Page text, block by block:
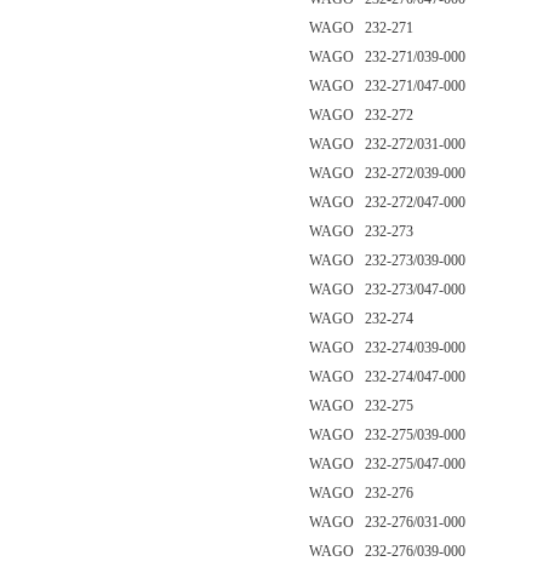
WAGO 232-271
WAGO 232-271/039-000
WAGO 232-271/047-000
WAGO 232-272
WAGO 232-272/031-000
WAGO 232-272/039-000
WAGO 232-272/047-000
WAGO 232-273
WAGO 232-273/039-000
WAGO 232-273/047-000
WAGO 232-274
WAGO 232-274/039-000
WAGO 232-274/047-000
WAGO 232-275
WAGO 232-275/039-000
WAGO 232-275/047-000
WAGO 232-276
WAGO 232-276/031-000
WAGO 232-276/039-000